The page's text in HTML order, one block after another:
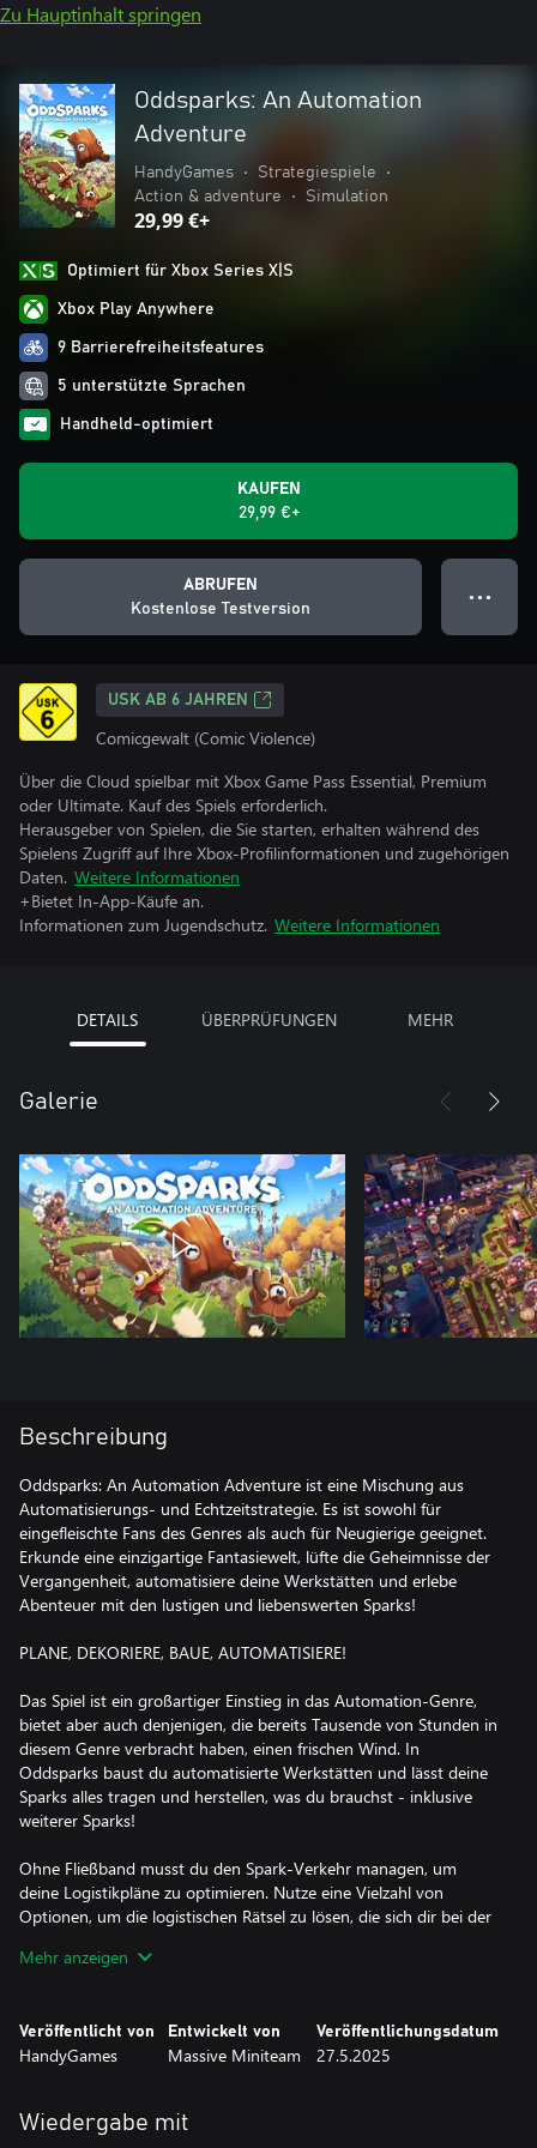
Zu Hauptinhalt springen
Oddsparks: An Automation
Adventure
HandyGames • Strategiespiele
•
Action & adventure
• Simulation
29,99 €+
Optimiert für Xbox Series X|S
Xbox Play Anywhere
9 Barrierefreiheitsfeatures
5 unterstützte Sprachen
Handheld-optimiert
KAUFEN
29,99 €+
ABRUFEN
Kostenlose Testversion
● ● ●
USK AB 6 JAHREN
Comicgewalt (Comic Violence)
Über die Cloud spielbar mit Xbox Game Pass Essential, Premium
oder Ultimate. Kauf des Spiels erforderlich.
Herausgeber von Spielen, die Sie starten, erhalten während des
Spielens Zugriff auf Ihre Xbox-Profilinformationen und zugehörigen
Daten. Weitere Informationen
+Bietet In-App-Käufe an.
Informationen zum Jugendschutz. Weitere Informationen
DETAILS ÜBERPRÜFUNGEN MEHR
Galerie
Beschreibung
Oddsparks: An Automation Adventure ist eine Mischung aus
Automatisierungs- und Echtzeitstrategie. Es ist sowohl für
eingefleischte Fans des Genres als auch für Neugierige geeignet.
Erkunde eine einzigartige Fantasiewelt, lüfte die Geheimnisse der
Vergangenheit, automatisiere deine Werkstätten und erlebe
Abenteuer mit den lustigen und liebenswerten Sparks!
PLANE, DEKORIERE, BAUE, AUTOMATISIERE!
Das Spiel ist ein großartiger Einstieg in das Automation-Genre,
bietet aber auch denjenigen, die bereits Tausende von Stunden in
diesem Genre verbracht haben, einen frischen Wind. In
Oddsparks baust du automatisierte Werkstätten und lässt deine
Sparks alles tragen und herstellen, was du brauchst - inklusive
weiterer Sparks!
Ohne Fließband musst du den Spark-Verkehr managen, um
deine Logistikpläne zu optimieren. Nutze eine Vielzahl von
Optionen, um die logistischen Rätsel zu lösen, die sich dir bei der
Nimm deine Sparks mit auf ein Abenteuer durch prozedural-
generierte Welten! Stelle dich ungewöhnlichen Feinden wie
einzigartige Biome erkundest. Finde Ressourcen inmitten
vergessener Ruinen. Mach den Weg frei für den Aufbau und die
Mehr anzeigen
Veröffentlicht von
HandyGames
Entwickelt von
Massive Miniteam
Veröffentlichungsdatum
27.5.2025
Wiedergabe mit